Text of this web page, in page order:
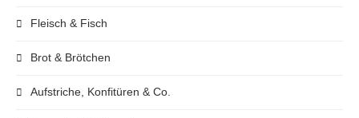
Fleisch & Fisch
Brot & Brötchen
Aufstriche, Konfitüren & Co.